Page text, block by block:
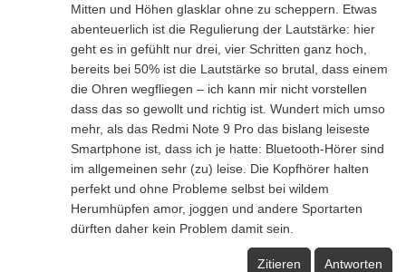
Mitten und Höhen glasklar ohne zu scheppern. Etwas
abenteuerlich ist die Regulierung der Lautstärke: hier
geht es in gefühlt nur drei, vier Schritten ganz hoch,
bereits bei 50% ist die Lautstärke so brutal, dass einem
die Ohren wegfliegen – ich kann mir nicht vorstellen
dass das so gewollt und richtig ist. Wundert mich umso
mehr, als das Redmi Note 9 Pro das bislang leiseste
Smartphone ist, dass ich je hatte: Bluetooth-Hörer sind
im allgemeinen sehr (zu) leise. Die Kopfhörer halten
perfekt und ohne Probleme selbst bei wildem
Herumhüpfen amor, joggen und andere Sportarten
dürften daher kein Problem damit sein.
Zitieren Antworten